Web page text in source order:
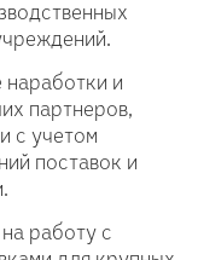
и
партнеров,
с учетом
поставок и
работу с